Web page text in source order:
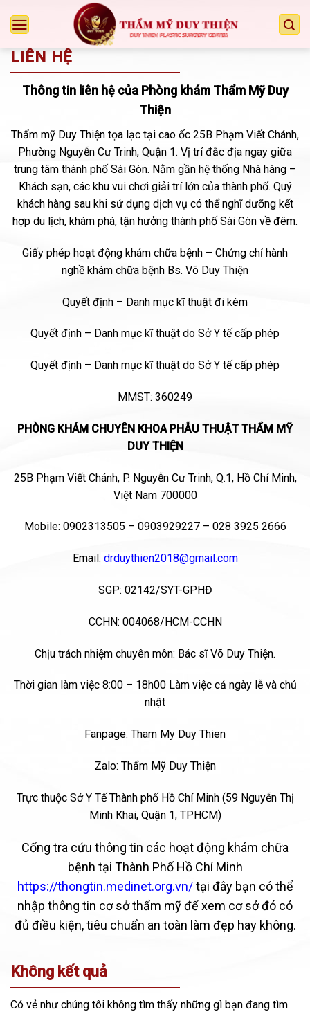
đến
dungLIÊN HỆ
Thông tin liên hệ của Phòng khám Thẩm Mỹ Duy
Thiện
Thẩm mỹ Duy Thiện tọa lạc tại cao ốc 25B Phạm Viết Chánh,
Phường Nguyễn Cư Trinh, Quận 1. Vị trí đắc địa ngay giữa
trung tâm thành phố Sài Gòn. Nằm gần hệ thống Nhà hàng –
Khách sạn, các khu vui chơi giải trí lớn của thành phố. Quý
khách hàng sau khi sử dụng dịch vụ có thể nghĩ dưỡng kết
hợp du lịch, khám phá, tận hưởng thành phố Sài Gòn về đêm.
Giấy phép hoạt động khám chữa bệnh – Chứng chỉ hành
nghề khám chữa bệnh Bs. Võ Duy Thiện
Quyết định – Danh mục kĩ thuật đi kèm
Quyết định – Danh mục kĩ thuật do Sở Y tế cấp phép
Quyết định – Danh mục kĩ thuật do Sở Y tế cấp phép
MMST: 360249
PHÒNG KHÁM CHUYÊN KHOA PHẪU THUẬT THẨM MỸ
DUY THIỆN
25B Phạm Viết Chánh, P. Nguyễn Cư Trinh, Q.1, Hồ Chí Minh,
Việt Nam 700000
Mobile: 0902313505 – 0903929227– 028 3925 2666
Email: drduythien2018@gmail.com
SGP: 02142/SYT-GPHĐ
CCHN: 004068/HCM-CCHN
Chịu trách nhiệm chuyên môn: Bác sĩ Võ Duy Thiện.
Thời gian làm việc 8:00 – 18h00 Làm việc cả ngày lễ và chủ
nhật
Fanpage: Tham My Duy Thien
Zalo: Thẩm Mỹ Duy Thiện
Trực thuộc Sở Y Tế Thành phố Hồ Chí Minh (59 Nguyễn Thị
Minh Khai, Quận 1, TPHCM)
Cổng tra cứu thông tin các hoạt động khám chữa
bệnh tại Thành Phố Hồ Chí Minh
https://thongtin.medinet.org.vn/tại đây bạn có thể
nhập thông tin cơ sở thẩm mỹ để xem cơ sở đó có
đủ điều kiện, tiêu chuẩn an toàn làm đẹp hay không.
Không kết quả
Có vẻ như chúng tôi không tìm thấy những gì bạn đang tìm